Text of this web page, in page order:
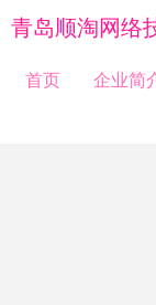
青岛顺淘网络
首页 企业简